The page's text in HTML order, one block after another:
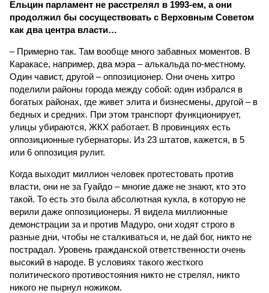
Ельцин парламент не расстрелял в 1993-ем, а они
продолжил бы сосуществовать с Верховным Советом
как два центра власти…
– Примерно так. Там вообще много забавных моментов. В
Каракасе, например, два мэра – алькальда по-местному.
Один чавист, другой – оппозиционер. Они очень хитро
поделили районы города между собой: один избрался в
богатых районах, где живет элита и бизнесмены, другой – в
бедных и средних. При этом транспорт функционирует,
улицы убираются, ЖКХ работает. В провинциях есть
оппозиционные губернаторы. Из 23 штатов, кажется, в 5
или 6 оппозиция рулит.
Когда выходит миллион человек протестовать против
власти, они не за Гуайдо – многие даже не знают, кто это
такой. То есть это была абсолютная кукла, в которую не
верили даже оппозиционеры. Я видела миллионные
демонстрации за и против Мадуро, они ходят строго в
разные дни, чтобы не сталкиваться и, не дай бог, никто не
пострадал. Уровень гражданской ответственности очень
высокий в народе. В условиях такого жесткого
политического противостояния никто не стрелял, никто
никого не пырнул ножиком.